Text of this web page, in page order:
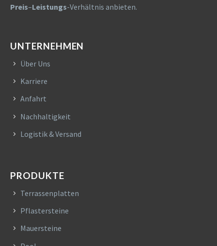
Preis–Leistungs-Verhältnis anbieten.
UNTERNEHMEN
Über Uns
Karriere
Anfahrt
Nachhaltigkeit
Logistik & Versand
PRODUKTE
Terrassenplatten
Pflastersteine
Mauersteine